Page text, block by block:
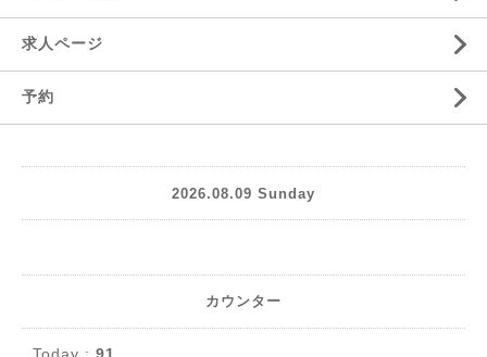
求人ページ
予約
2026.08.09 Sunday
カウンター